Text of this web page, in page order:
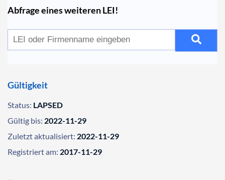
Abfrage eines weiteren LEI!
Gültigkeit
Status: LAPSED
Gültig bis: 2022-11-29
Zuletzt aktualisiert: 2022-11-29
Registriert am: 2017-11-29